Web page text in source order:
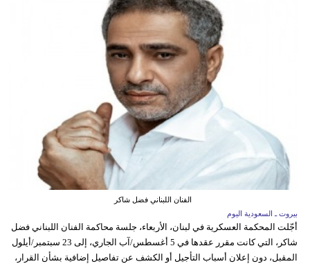
الفنان اللبناني فضل شاكر
بيروت ـ السعودية اليوم
أجّلت المحكمة العسكرية في لبنان، الأربعاء، جلسة محاكمة الفنان اللبناني فضل
شاكر، التي كانت مقرر عقدها في 5 أغسطس/آب الجاري، إلى 23 سبتمبر/أيلول
المقبل، دون إعلان أسباب التأجيل أو الكشف عن تفاصيل إضافية بشأن القرار،